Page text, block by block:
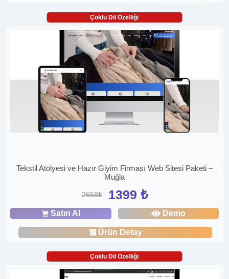
Çoklu Dil Özelliği
Tekstil Atölyesi ve Hazır Giyim Firması Web Sitesi Paketi –
Muğla
2658₺ 1399 ₺
Satın Al Demo
Ürün Detay
Çoklu Dil Özelliği